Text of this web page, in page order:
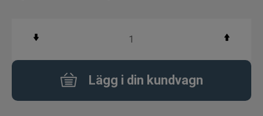
Metspön
Fiskeset
Fiskedrag
Lägg i din kundvagn